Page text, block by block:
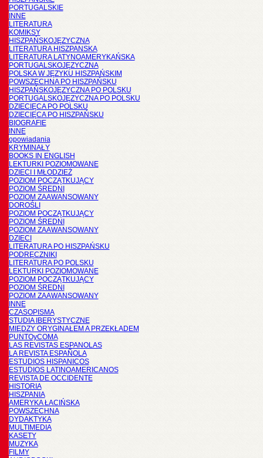
PORTUGALSKIE
INNE
LITERATURA
KOMIKSY
HISZPAŃSKOJĘZYCZNA
LITERATURA HISZPANSKA
LITERATURA LATYNOAMERYKAŃSKA
PORTUGALSKOJĘZYCZNA
POLSKA W JĘZYKU HISZPAŃSKIM
POWSZECHNA PO HISZPAŃSKU
HISZPAŃSKOJĘZYCZNA PO POLSKU
PORTUGALSKOJĘZYCZNA PO POLSKU
DZIECIĘCA PO POLSKU
DZIECIĘCA PO HISZPAŃSKU
BIOGRAFIE
INNE
opowiadania
KRYMINAŁY
BOOKS IN ENGLISH
LEKTURKI POZIOMOWANE
DZIECI I MŁODZIEŻ
POZIOM POCZĄTKUJĄCY
POZIOM ŚREDNI
POZIOM ZAAWANSOWANY
DOROŚLI
POZIOM POCZĄTKUJĄCY
POZIOM ŚREDNI
POZIOM ZAAWANSOWANY
DZIECI
LITERATURA PO HISZPAŃSKU
PODRĘCZNIKI
LITERATURA PO POLSKU
LEKTURKI POZIOMOWANE
POZIOM POCZĄTKUJĄCY
POZIOM ŚREDNI
POZIOM ZAAWANSOWANY
INNE
CZASOPISMA
STUDIA IBERYSTYCZNE
MIĘDZY ORYGINAŁEM A PRZEKŁADEM
PUNTOyCOMA
LAS REVISTAS ESPANOLAS
LA REVISTA ESPAÑOLA
ESTUDIOS HISPANICOS
ESTUDIOS LATINOAMERICANOS
REVISTA DE OCCIDENTE
HISTORIA
HISZPANIA
AMERYKA ŁACIŃSKA
POWSZECHNA
DYDAKTYKA
MULTIMEDIA
KASETY
MUZYKA
FILMY